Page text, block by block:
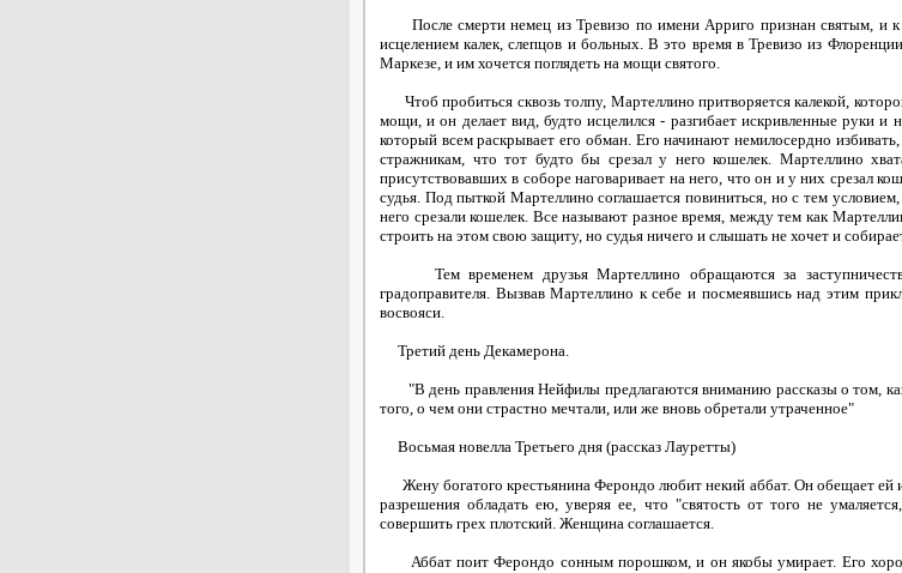
После смерти немец из Тревизо по имени Арриго признан святым, и к
исцелением калек, слепцов и больных. В это время в Тревизо из
Маркезе, и им хочется поглядеть на мощи святого.
Чтоб пробиться сквозь толпу, Мартеллино притворяется калекой,
мощи, и он делает вид, будто исцелился - разгибает искривленные руки и
который всем раскрывает его обман. Его начинают немилосердно
стражникам, что тот будто бы срезал у него кошелек. Мартеллино
присутствовавших в соборе наговаривает на него, что он и у них срезал
судья. Под пыткой Мартеллино соглашается повиниться, но с тем
него срезали кошелек. Все называют разное время, между тем как
строить на этом свою защиту, но судья ничего и слышать не хочет и
Тем временем друзья Мартеллино обращаются за
градоправителя. Вызвав Мартеллино к себе и посмеявшись над этим
восвояси.
Третий день Декамерона.
"В день правления Нейфилы предлагаются вниманию рассказы о том,
того, о чем они страстно мечтали, или же вновь обретали утраченное"
Восьмая новелла Третьего дня (рассказ Лауретты)
Жену богатого крестьянина Ферондо любит некий аббат. Он обещает ей
разрешения обладать ею, уверяя ее, что "святость от того не
совершить грех плотский. Женщина соглашается.
Аббат поит Ферондо сонным порошком, и он якобы умирает. Его